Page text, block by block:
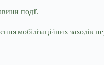
події.
мобілізаційних заходів